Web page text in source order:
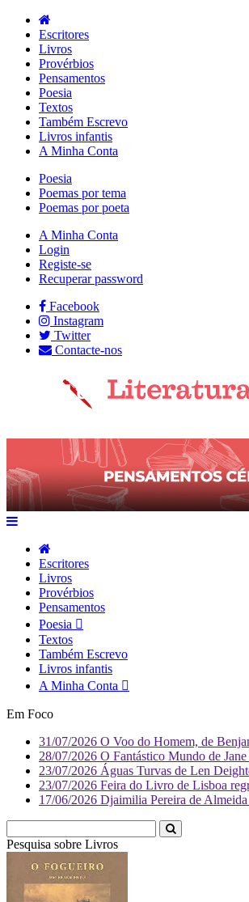
Escritores
Livros
Provérbios
Pensamentos
Poesia
Textos
Também Escrevo
Livros infantis
A Minha Conta
Poesia
Poemas por tema
Poemas por poeta
A Minha Conta
Login
Registe-se
Recuperar password
Facebook
Instagram
Twitter
Contacte-nos
Escritores
Livros
Provérbios
Pensamentos
Poesia
Textos
Também Escrevo
Livros infantis
A Minha Conta
Em Foco
31/07/2026 O Voo do Homem, de
28/07/2026 O Fantástico Mundo de
23/07/2026 Águas Turvas de Len
23/07/2026 Feira do Livro de Lisboa
17/06/2026 Djaimilia Pereira de
Pesquisa sobre Livr